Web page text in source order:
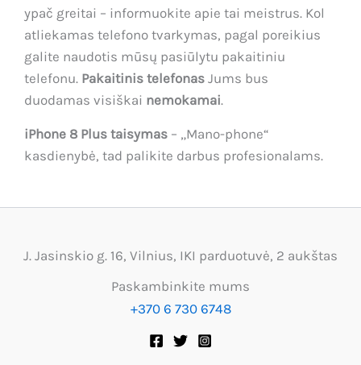
ypač greitai – informuokite apie tai meistrus. Kol
atliekamas telefono tvarkymas, pagal poreikius
galite naudotis mūsų pasiūlytu pakaitiniu
telefonu. Pakaitinis telefonas Jums bus
duodamas visiškai nemokamai.
iPhone 8 Plus taisymas – „Mano-phone“
kasdienybė, tad palikite darbus profesionalams.
J. Jasinskio g. 16, Vilnius, IKI parduotuvė, 2 aukštas
Paskambinkite mums
+370 6 730 6748